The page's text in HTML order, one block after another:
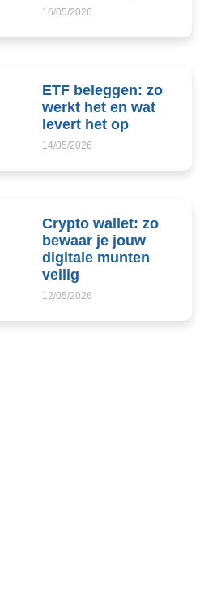
16/05/2026
ETF beleggen: zo
werkt het en wat
levert het op
14/05/2026
Crypto wallet: zo
bewaar je jouw
digitale munten
veilig
12/05/2026